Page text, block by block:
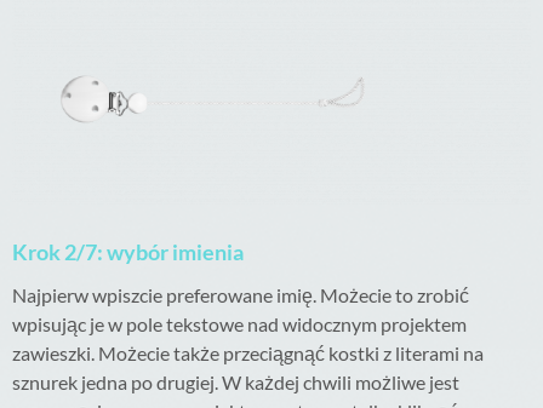
Krok 2/7: wybór imienia
Najpierw wpiszcie preferowane imię. Możecie to zrobić
wpisując je w pole tekstowe nad widocznym projektem
zawieszki. Możecie także przeciągnąć kostki z literami na
sznurek jedna po drugiej. W każdej chwili możliwe jest